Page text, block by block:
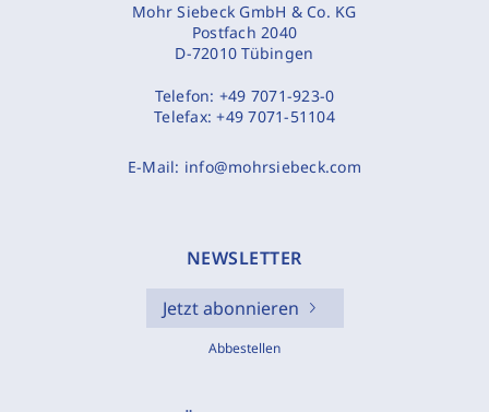
Mohr Siebeck GmbH & Co. KG
Postfach 2040
D-72010 Tübingen
Telefon: +49 7071-923-0
Telefax:+49 7071-51104
E-Mail: info@mohrsiebeck.com
NEWSLETTER
Jetzt abonnieren
Abbestellen